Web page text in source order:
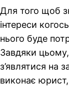
Для того щоб
інтереси
нього буде
Завдяки цьому,
з’являтися на
виконає юрист,